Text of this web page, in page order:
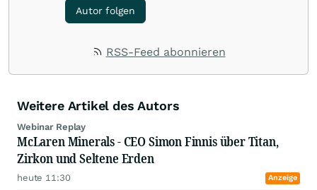
Autor folgen
RSS-Feed abonnieren
Weitere Artikel des Autors
Webinar Replay
McLaren Minerals - CEO Simon Finnis über Titan,
Zirkon und Seltene Erden
heute 11:30 Anzeige